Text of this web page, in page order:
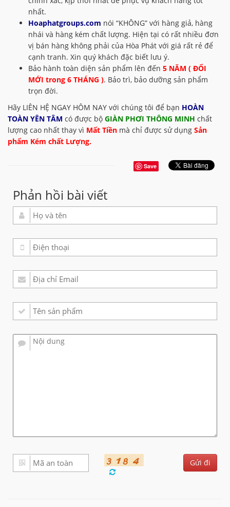
nhất.
Hoaphatgroups.com nói “KHÔNG” với hàng giả, hàng
nhái và hàng kém chất lượng. Hiện tại có rất nhiều đơn
vị bán hàng không phải của Hòa Phát với giá rất rẻ để
cạnh tranh. Xin quý khách đặc biết lưu ý.
Bảo hành toàn diện sản phẩm lên đến 5 NĂM ( ĐỔI
MỚI trong 6 THÁNG ). Bảo trì, bảo dưỡng sản phẩm
trọn đời.
Hãy LIÊN HỆ NGAY HÔM NAY với chúng tôi để bạn HOÀN
TOÀN YÊN TÂM có được bộ GIÀN PHƠI THÔNG MINH chất
lượng cao nhất thay vì Mất Tiền mà chỉ được sử dụng Sản
phẩm Kém chất Lượng.
Save
Phản hồi bài viết